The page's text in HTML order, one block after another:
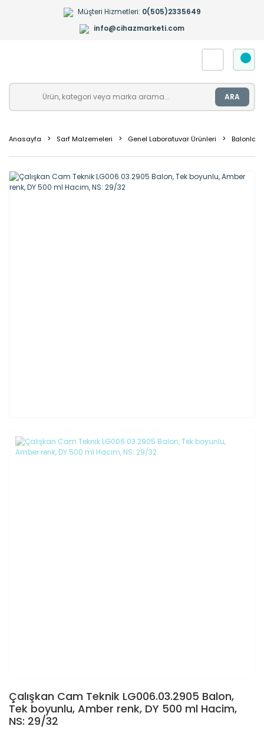
Müşteri Hizmetleri: 0(505)2335649
info@cihazmarketi.com
ARA
Anasayfa Sarf Malzemeleri Genel Laboratuvar Ürünleri Balonlar
Çalışkan Cam Teknik LG006.03.2905 Balon,
Tek boyunlu, Amber renk, DY 500 ml Hacim,
NS: 29/32